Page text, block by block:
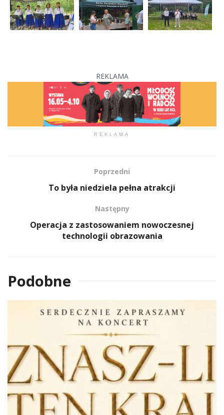
REKLAMA
REKLAMA
Poprzedni
To była niedziela pełna atrakcji
Następny
Operacja z zastosowaniem nowoczesnej
technologii obrazowania
Podobne